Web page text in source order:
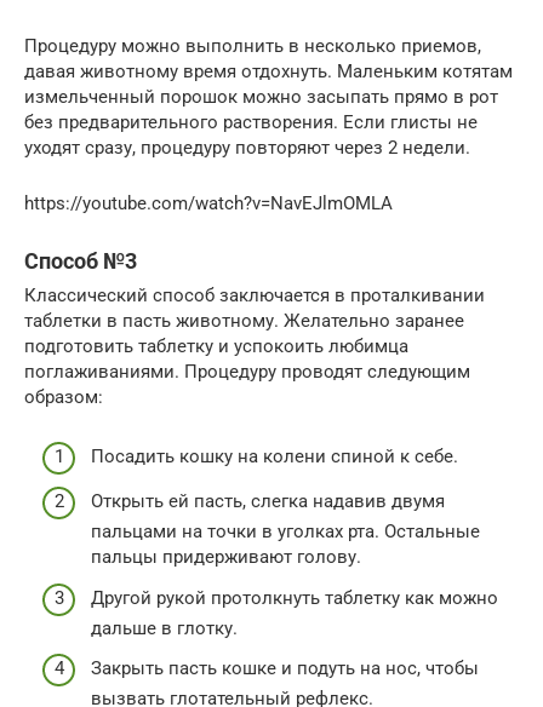
Процедуру можно выполнить в несколько приемов,
давая животному время отдохнуть. Маленьким котятам
измельченный порошок можно засыпать прямо в рот
без предварительного растворения. Если глисты не
уходят сразу, процедуру повторяют через 2 недели.
https://youtube.com/watch?v=NavEJlmOMLA
Способ №3
Классический способ заключается в проталкивании
таблетки в пасть животному. Желательно заранее
подготовить таблетку и успокоить любимца
поглаживаниями. Процедуру проводят следующим
образом:
Посадить кошку на колени спиной к себе.
Открыть ей пасть, слегка надавив двумя
пальцами на точки в уголках рта. Остальные
пальцы придерживают голову.
Другой рукой протолкнуть таблетку как можно
дальше в глотку.
Закрыть пасть кошке и подуть на нос, чтобы
вызвать глотательный рефлекс.